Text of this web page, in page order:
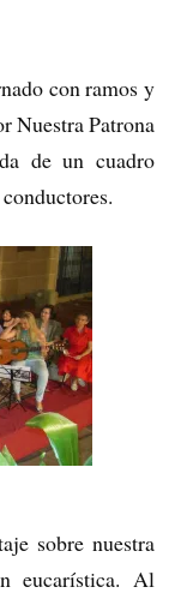
con ramos y
Nuestra Patrona
de un cuadro
sobre nuestra
eucarística. Al